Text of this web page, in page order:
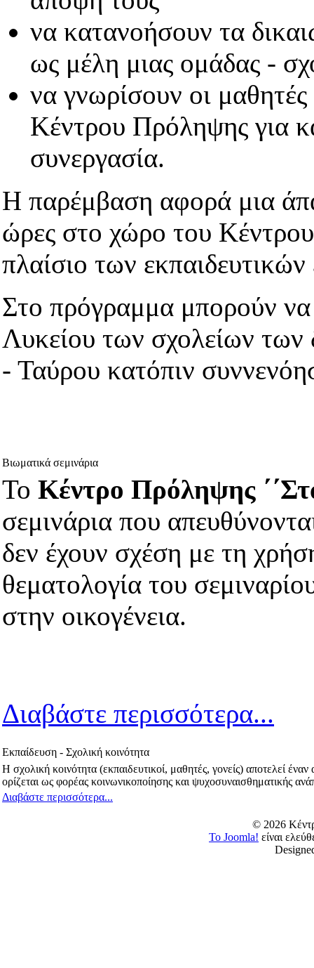
να κατανοήσουν τα
ως μέλη μιας ομάδας -
να γνωρίσουν οι μαθητές
Κέντρου Πρόληψης για
συνεργασία.
Η παρέμβαση αφορά μια
ώρες στο χώρο του
πλαίσιο των
Στο πρόγραμμα μπορούν να
Λυκείου των σχολείων
- Ταύρου κατόπιν
Βιωματικά σεμινάρια
Το Κέντρο Πρόληψης
σεμινάρια που
δεν έχουν σχέση με τη
θεματολογία του
στην οικογένεια.
Διαβάστε περισσότερα...
Εκπαίδευση - Σχολική κοινότητα
Η σχολική κοινότητα (εκπαιδευτικοί, μαθητές, γονείς) αποτελεί
ορίζεται ως φορέας κοινωνικοποίησης και ψυχοσυναισθηματικής
Διαβάστε περισσότερα...
© 2026
Το Joomla! είναι